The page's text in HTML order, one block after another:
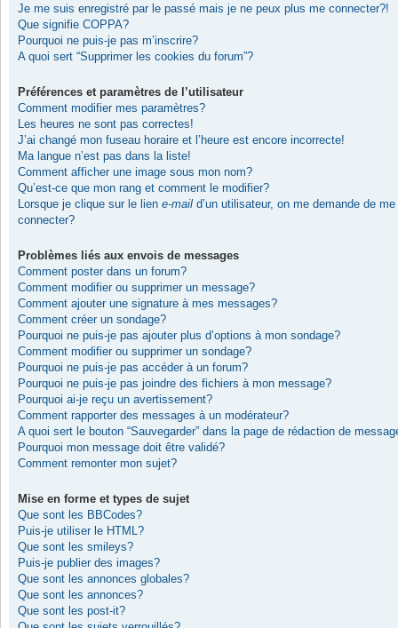
Je me suis enregistré par le passé mais je ne peux plus me connecter?!
Que signifie COPPA?
Pourquoi ne puis-je pas m’inscrire?
A quoi sert “Supprimer les cookies du forum”?
Préférences et paramètres de l’utilisateur
Comment modifier mes paramètres?
Les heures ne sont pas correctes!
J’ai changé mon fuseau horaire et l’heure est encore incorrecte!
Ma langue n’est pas dans la liste!
Comment afficher une image sous mon nom?
Qu’est-ce que mon rang et comment le modifier?
Lorsque je clique sur le lien e-mail d’un utilisateur, on me demande de me
connecter?
Problèmes liés aux envois de messages
Comment poster dans un forum?
Comment modifier ou supprimer un message?
Comment ajouter une signature à mes messages?
Comment créer un sondage?
Pourquoi ne puis-je pas ajouter plus d’options à mon sondage?
Comment modifier ou supprimer un sondage?
Pourquoi ne puis-je pas accéder à un forum?
Pourquoi ne puis-je pas joindre des fichiers à mon message?
Pourquoi ai-je reçu un avertissement?
Comment rapporter des messages à un modérateur?
A quoi sert le bouton “Sauvegarder” dans la page de rédaction de
Pourquoi mon message doit être validé?
Comment remonter mon sujet?
Mise en forme et types de sujet
Que sont les BBCodes?
Puis-je utiliser le HTML?
Que sont les smileys?
Puis-je publier des images?
Que sont les annonces globales?
Que sont les annonces?
Que sont les post-it?